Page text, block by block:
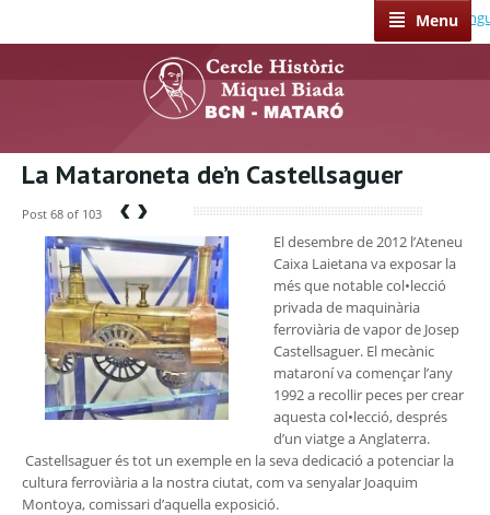
Menu
Select
La Mataroneta de’n Castellsaguer
Post 68 of 103 ‹›
El desembre de 2012 l’Ateneu
Caixa Laietana va exposar la
més que notable col•lecció
privada de maquinària
ferroviària de vapor de Josep
Castellsaguer. El mecànic
mataroní va començar l’any
1992 a recollir peces per crear
aquesta col•lecció, després
d’un viatge a Anglaterra.
Castellsaguer és tot un exemple en la seva dedicació a potenciar la
cultura ferroviària a la nostra ciutat, com va senyalar Joaquim
Montoya, comissari d’aquella exposició.